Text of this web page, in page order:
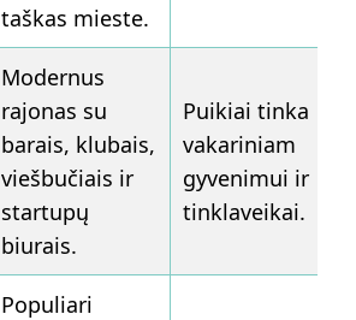
taškas mieste.
Modernus
rajonas su
barais, klubais,
viešbučiais ir
startupų
biurais.
Puikiai tinka
vakariniam
gyvenimui ir
tinklaveikai.
Populiari